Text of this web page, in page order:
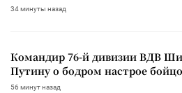
34 минуты назад
Командир 76-й дивизии ВДВ
Путину о бодром настрое
56 минут назад